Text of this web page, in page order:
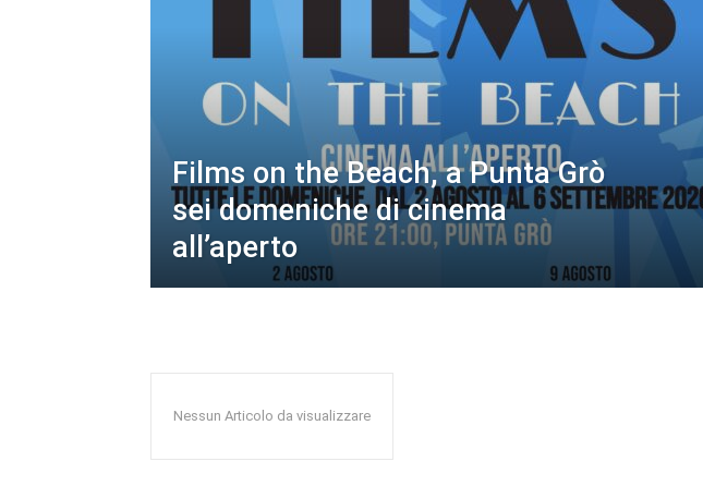
Films on the Beach, a Punta Grò
sei domeniche di cinema
all’aperto
Nessun Articolo da visualizzare